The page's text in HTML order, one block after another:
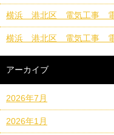
横浜 港北区 電気工事
横浜 港北区 電気工事
アーカイブ
2026年7月
2026年1月